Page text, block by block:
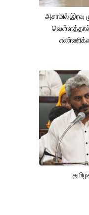
அசாமில்
வெள்ளத்தால்